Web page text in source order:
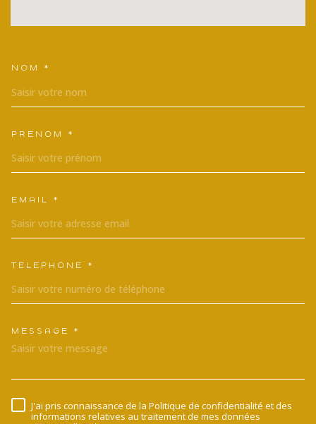
TRAD_MELTEM_VOSCOORDONNEES
NOM *
PRÉNOM *
EMAIL *
TÉLÉPHONE *
TRAD_MELTEM_VOREDEMANDE
MESSAGE *
RÈGLEMENTATION
J'ai pris connaissance de la Politique de confidentialité et des
informations relatives au traitement de mes données